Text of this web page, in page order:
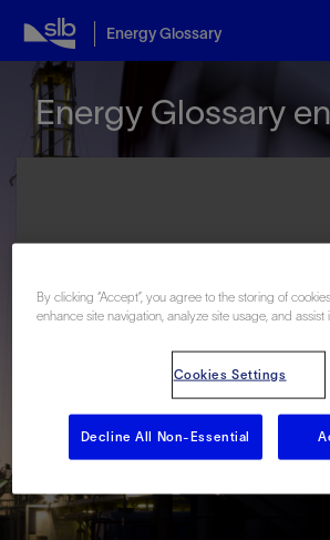
Energy Glossary
English
Español
Energy Glossary
# A B C D E F G H
Q R S T U
Z
By clicking “Accept”, you agree to the storing of
enhance site navigation, analyze site usage, and assist
Cookies Settings
Decline All Non-Essential